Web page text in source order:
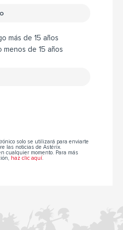
más de 15 años
menos de 15 años
solo se utilizará para enviarte
las noticias de Astérix.
cualquier momento. Para más
haz clic aquí.